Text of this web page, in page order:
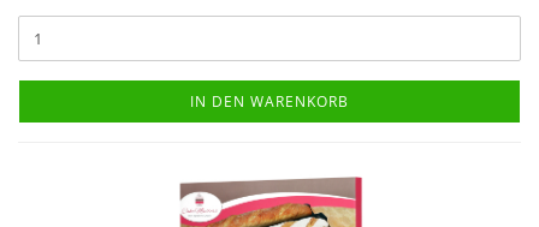
IN DEN WARENKORB